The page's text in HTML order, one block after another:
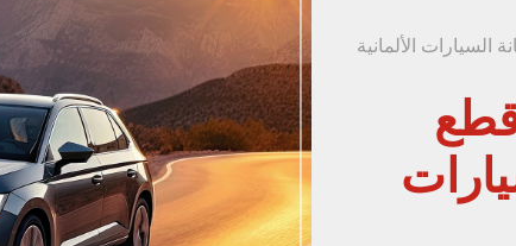
الألمانية